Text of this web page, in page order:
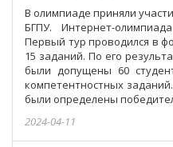
В олимпиаде приняли
БГПУ. Интернет-
Первый тур проводился в
15 заданий. По его
были допущены 60
компетентностных
были определены
2024-04-11